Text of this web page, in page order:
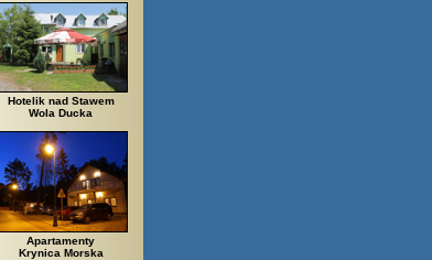
Hotelik nad Stawem
Wola Ducka
Apartamenty
Krynica Morska